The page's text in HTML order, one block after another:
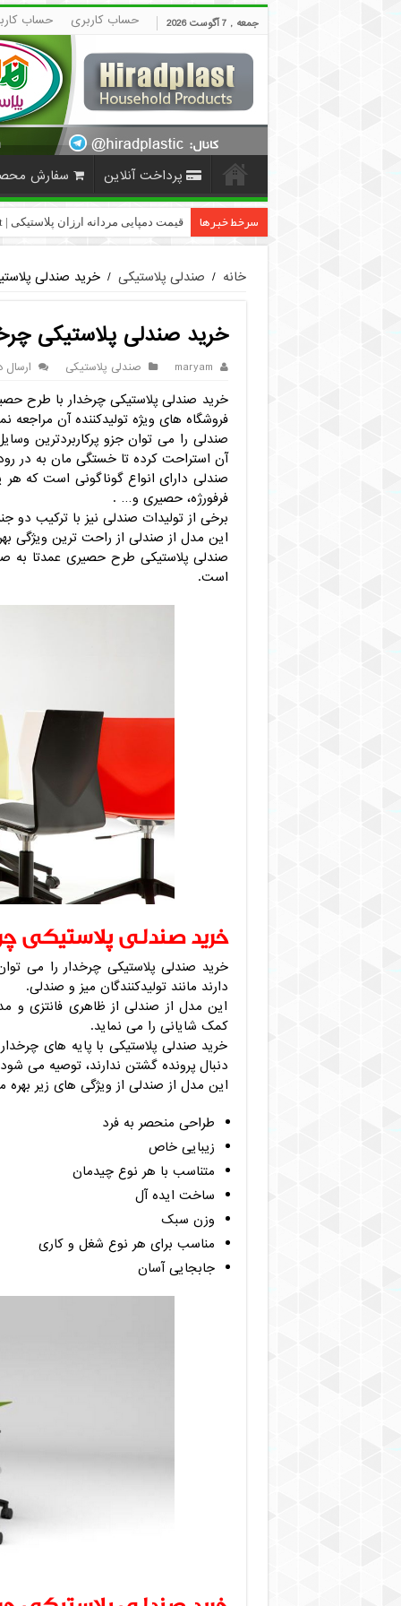
جمعه , 7 آگوست 2026 حساب کاربری حساب
پرداخت آنلاین سفارش
سرخط خبرها قیمت دمپایی مردانه ارزان پلاستیکی | HiradPlast
خانه / صندلی پلاستیکی / خرید صندلی
خرید صندلی پلاستیکی
maryam صندلی پلاستیکی ارسال
خرید صندلی پلاستیکی چرخدار با طرح
فروشگاه های ویژه تولیدکننده آن مراجعه
صندلی را می توان جزو پرکاربردترین
آن استراحت کرده تا خستگی مان به در
صندلی دارای انواع گوناگونی است که
فرفورژه، حصیری و… .
برخی از تولیدات صندلی نیز با ترکیب
این مدل از صندلی از راحت ترین ویژگی
صندلی پلاستیکی طرح حصیری عمدتا به
است.
خرید صندلی پلاستیکی
خرید صندلی پلاستیکی چرخدار را می
دارند مانند تولیدکنندگان میز و صندلی.
این مدل از صندلی از ظاهری فانتزی و
کمک شایانی را می نماید.
خرید صندلی پلاستیکی با پایه های
دنبال پرونده گشتن ندارند، توصیه می
این مدل از صندلی از ویژگی های زیر بهره
طراحی منحصر به فرد
زیبایی خاص
متناسب با هر نوع چیدمان
ساخت ایده آل
وزن سبک
مناسب برای هر نوع شغل و کاری
جابجایی آسان